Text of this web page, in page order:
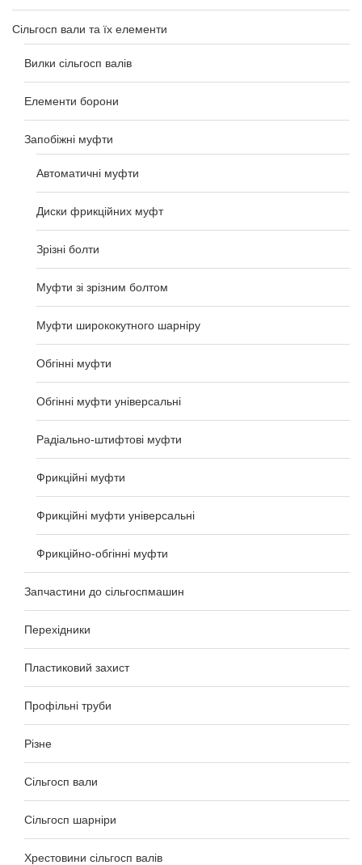
Сільгосп вали та їх елементи
Вилки сільгосп валів
Елементи борони
Запобіжні муфти
Автоматичні муфти
Диски фрикційних муфт
Зрізні болти
Муфти зі зрізним болтом
Муфти ширококутного шарніру
Обгінні муфти
Обгінні муфти універсальні
Радіально-штифтові муфти
Фрикційні муфти
Фрикційні муфти універсальні
Фрикційно-обгінні муфти
Запчастини до сільгоспмашин
Перехідники
Пластиковий захист
Профільні труби
Різне
Сільгосп вали
Сільгосп шарніри
Хрестовини сільгосп валів